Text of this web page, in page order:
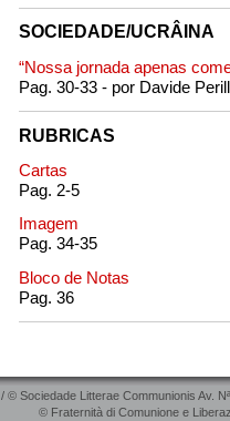
SOCIEDADE/UCRÂINA
“Nossa jornada apenas
Pag. 30-33 - por Davide
RUBRICAS
Cartas
Pag. 2-5
Imagem
Pag. 34-35
Bloco de Notas
Pag. 36
/ © Sociedade Litterae Communionis Av.
© Fraternità di Comunione e